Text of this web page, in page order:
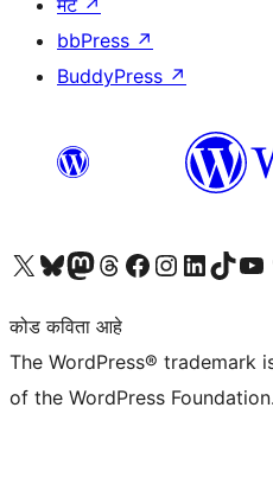
bbPress ↗
BuddyPress ↗
आमच्या X (एक्स) (पूर्वीचे ट्विटर) खात्याला भेट द्या आमच्या ब्लूस्की खात्याला भेट द्या.आमच्या Mastodon खात्याला भेट द्या.आमच्या थ्रेड्स खात्याला भेट द्या. आमच्या फेसबुक पेजला भेट द्या आमच्या इंस्टाग्राम खात्याला भेट द्या आमच्या लिंक्डइन खात्याला भेट द्या आमच्या टिकटॉक अकाउंटला भेट द्या.आमच्या यूट्यूब चॅनेलला भेट द्या
कोड कविता आहे
The WordPress® trademark
of the WordPress Foundation.